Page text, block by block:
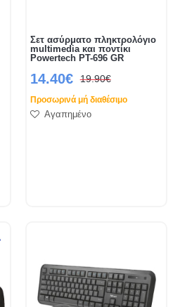
Σετ ασύρματο πληκτρολόγιο
multimedia και ποντίκι
Powertech PΤ-696 GR
14.40€ 19.90€
Προσωρινά μή διαθέσιμο
Αγαπημένο